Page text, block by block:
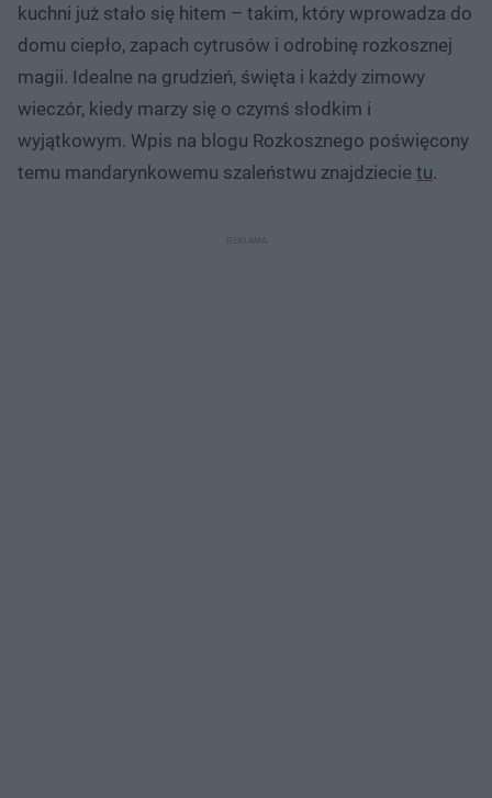
kuchni już stało się hitem – takim, który wprowadza do
domu ciepło, zapach cytrusów i odrobinę rozkosznej
magii. Idealne na grudzień, święta i każdy zimowy
wieczór, kiedy marzy się o czymś słodkim i
wyjątkowym. Wpis na blogu Rozkosznego poświęcony
temu mandarynkowemu szaleństwu znajdziecie tu.